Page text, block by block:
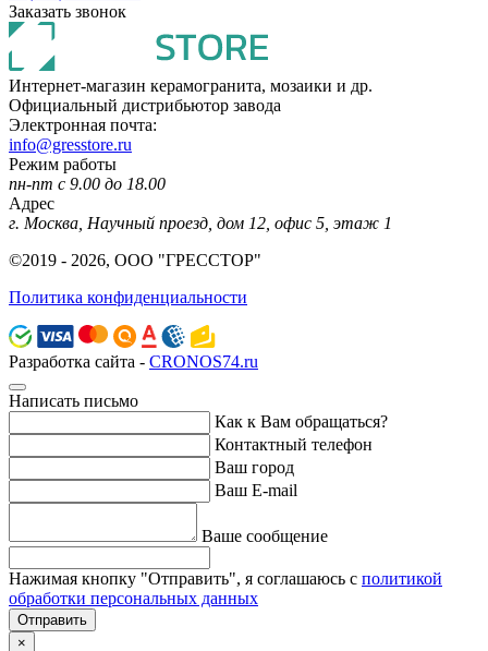
Заказать звонок
Интернет-магазин керамогранита, мозаики и др.
Официальный дистрибьютор завода
Электронная почта:
info@gresstore.ru
Режим работы
пн-пт с 9.00 до 18.00
Адрес
г. Москва, Научный проезд, дом 12, офис 5, этаж 1
©2019 - 2026, ООО "ГРЕССТОР"
Политика конфиденциальности
Разработка сайта - CRONOS74.ru
Написать письмо
Как к Вам обращаться?
Контактный телефон
Ваш город
Ваш E-mail
Ваше сообщение
Нажимая кнопку "Отправить", я соглашаюсь с политикой
обработки персональных данных
Отправить
×